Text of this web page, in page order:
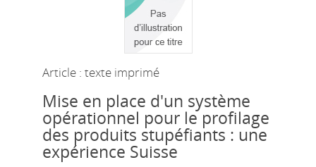
Article : texte imprimé
Mise en place d'un système
opérationnel pour le profilage
des produits stupéfiants : une
expérience Suisse